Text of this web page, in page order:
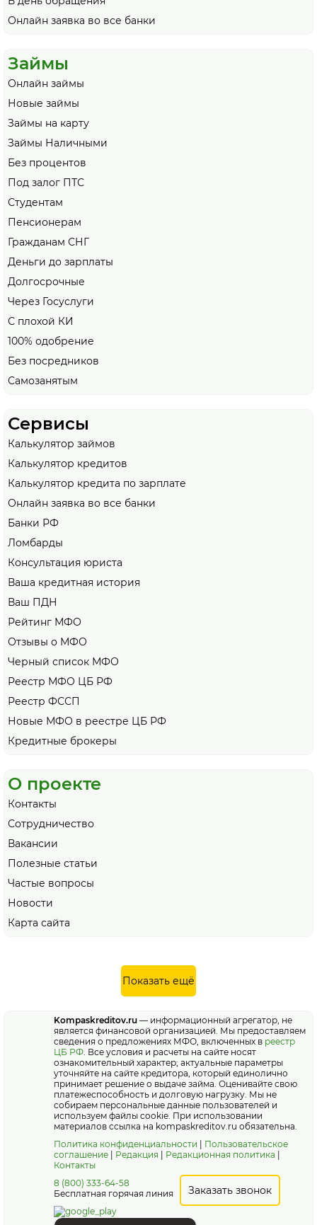
Онлайн заявка во все банки
Займы
Онлайн займы
Новые займы
Займы на карту
Займы Наличными
Без процентов
Под залог ПТС
Студентам
Пенсионерам
Гражданам СНГ
Деньги до зарплаты
Долгосрочные
Через Госуслуги
С плохой КИ
100% одобрение
Без посредников
Самозанятым
Сервисы
Калькулятор займов
Калькулятор кредитов
Калькулятор кредита по зарплате
Онлайн заявка во все банки
Банки РФ
Ломбарды
Консультация юриста
Ваша кредитная история
Ваш ПДН
Рейтинг МФО
Отзывы о МФО
Черный список МФО
Реестр МФО ЦБ РФ
Реестр ФССП
Новые МФО в реестре ЦБ РФ
Кредитные брокеры
О проекте
Контакты
Сотрудничество
Вакансии
Полезные статьи
Частые вопросы
Новости
Карта сайта
Показать ещё
Kompaskreditov.ru — информационный агрегатор, не
является финансовой организацией. Мы предоставляем
сведения о предложениях МФО, включенных в реестр
ЦБ РФ. Все условия и расчеты на сайте носят
ознакомительный характер; актуальные параметры
уточняйте на сайте кредитора, который единолично
принимает решение о выдаче займа. Оценивайте свою
платежеспособность и долговую нагрузку. Мы не
собираем персональные данные пользователей и
используем файлы cookie. При использовании
материалов ссылка на kompaskreditov.ru обязательна.
Политика конфиденциальности
Пользовательское
соглашение
Редакция Редакционная политика
Контакты
8 (800) 333-64-58
Бесплатная горячая линия
Заказать звонок